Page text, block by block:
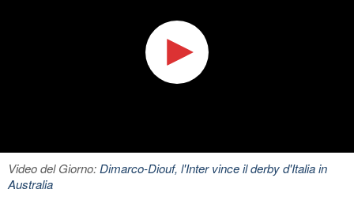
Video del Giorno:Dimarco-Diouf, l'Inter vince il derby d'Italia in
Australia